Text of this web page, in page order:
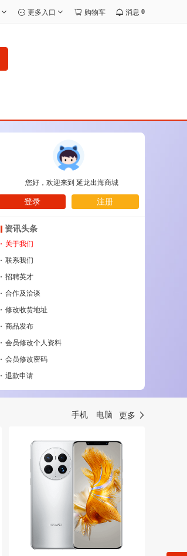
更多入口 购物车 消息 0
您好，欢迎来到 延龙出海商城
登录 注册
资讯头条
· 关于我们
· 联系我们
· 招聘英才
· 合作及洽谈
· 修改收货地址
· 商品发布
· 会员修改个人资料
· 会员修改密码
· 退款申请
手机 电脑 更多